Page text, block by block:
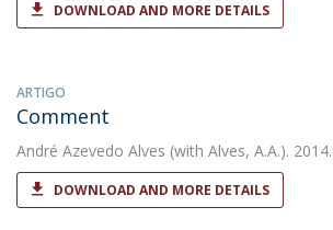
DOWNLOAD AND MORE DETAILS
ARTIGO
Comment
André Azevedo Alves (with Alves, A.A.).
DOWNLOAD AND MORE DETAILS